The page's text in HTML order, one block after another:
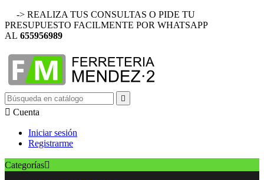
-> REALIZA TUS CONSULTAS O PIDE TU
PRESUPUESTO FACILMENTE POR WHATSAPP
AL 655956989

 Cuenta
Iniciar sesión
Registrarme
Categorías